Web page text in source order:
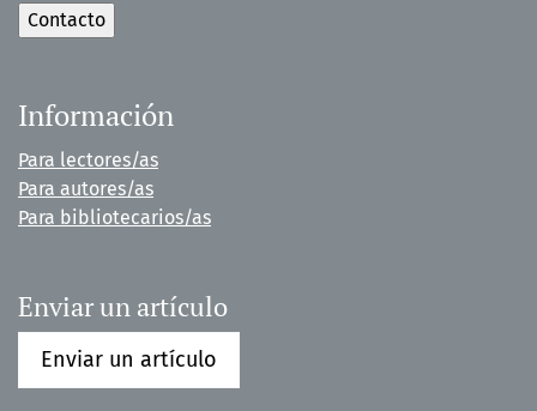
Información
Para lectores/as
Para autores/as
Para bibliotecarios/as
Enviar un artículo
Enviar un artículo